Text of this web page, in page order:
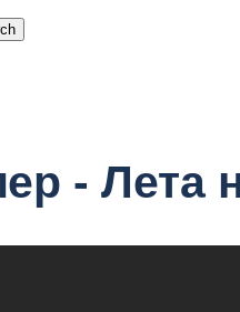
- Лета